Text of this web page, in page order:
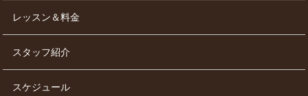
レッスン＆料金
スタッフ紹介
スケジュール